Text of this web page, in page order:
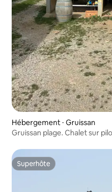
Hébergement ⋅ Gruissan
Superhôte
Superhôte